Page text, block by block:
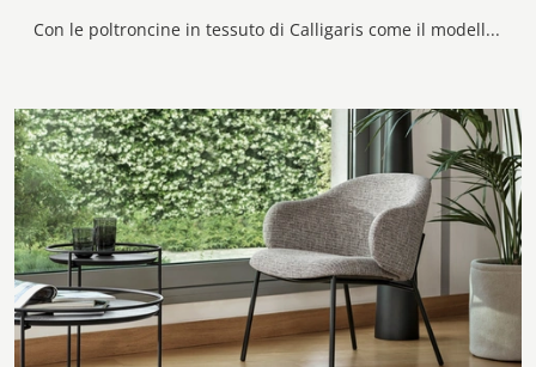
Con le poltroncine in tessuto di Calligaris come il modello Mara potrai ultimare il tuo concept d'arredo.